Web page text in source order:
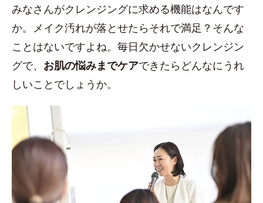
みなさんがクレンジングに求める機能はなんです
か。メイク汚れが落とせたらそれで満足？そんな
ことはないですよね。毎日欠かせないクレンジン
グで、 お肌の悩みまでケアできたらどんなにうれ
しいことでしょうか。